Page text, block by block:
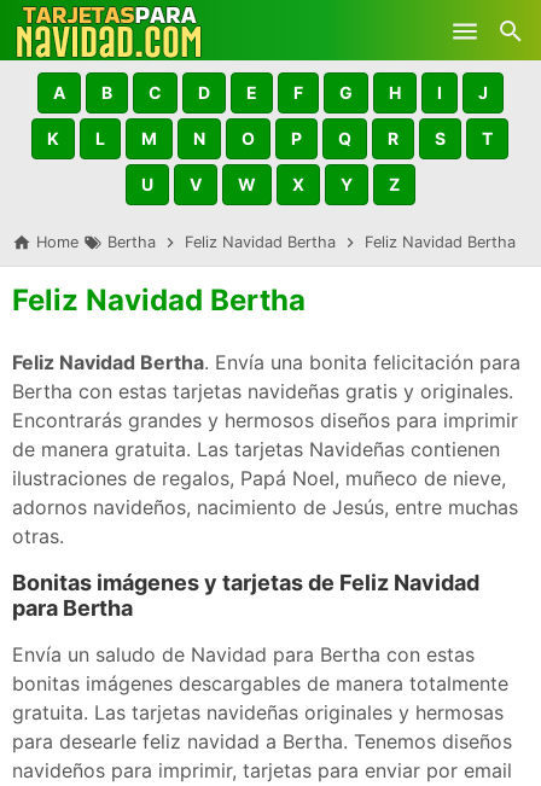
Skip to main content
A B C D E F G H I J
K L M N O P Q R S T
U V W X Y Z
Home Bertha Feliz Navidad Bertha Feliz Navidad Bertha
Feliz Navidad Bertha
Feliz Navidad Bertha. Envía una bonita felicitación para
Bertha con estas tarjetas navideñas gratis y originales.
Encontrarás grandes y hermosos diseños para imprimir
de manera gratuita. Las tarjetas Navideñas contienen
ilustraciones de regalos, Papá Noel, muñeco de nieve,
adornos navideños, nacimiento de Jesús, entre muchas
otras.
Bonitas imágenes y tarjetas de Feliz Navidad
para Bertha
Envía un saludo de Navidad para Bertha con estas
bonitas imágenes descargables de manera totalmente
gratuita. Las tarjetas navideñas originales y hermosas
para desearle feliz navidad a Bertha. Tenemos diseños
navideños para imprimir, tarjetas para enviar por email